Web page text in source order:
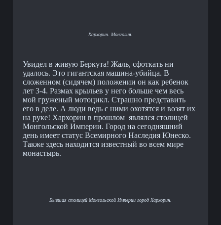
Хархорин. Монголия.
Увидел в живую Беркута! Жаль, сфоткать ни
удалось. Это гигантская машина-убийца. В
сложенном (сидячем) положении он как ребенок
лет 3-4. Размах крыльев у него больше чем весь
мой груженый мотоцикл. Страшно представить
его в деле. А люди ведь с ними охотятся и возят их
на руке! Хархорин в прошлом являлся столицей
Монгольской Империи. Город на сегодняшний
день имеет статус Всемирного Наследия Юнеско.
Также здесь находится известный во всем мире
монастырь.
Бывшая столицей Монгольской Империи город Хархорин.